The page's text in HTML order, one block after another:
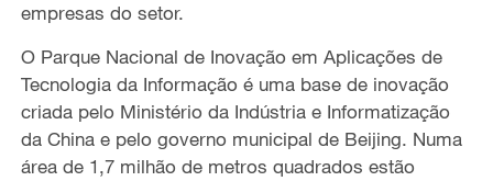
empresas do setor.
O Parque Nacional de Inovação em Aplicações de
Tecnologia da Informação é uma base de inovação
criada pelo Ministério da Indústria e Informatização
da China e pelo governo municipal de Beijing. Numa
área de 1,7 milhão de metros quadrados estão